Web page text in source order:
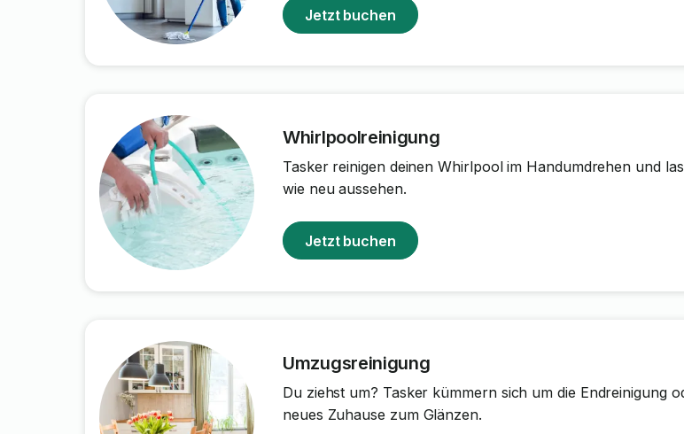
Jetzt buchen
Whirlpoolreinigung
Tasker reinigen deinen Whirlpool im Handumdrehen und
wie neu aussehen.
Jetzt buchen
Umzugsreinigung
Du ziehst um? Tasker kümmern sich um die Endreinigung
neues Zuhause zum Glänzen.